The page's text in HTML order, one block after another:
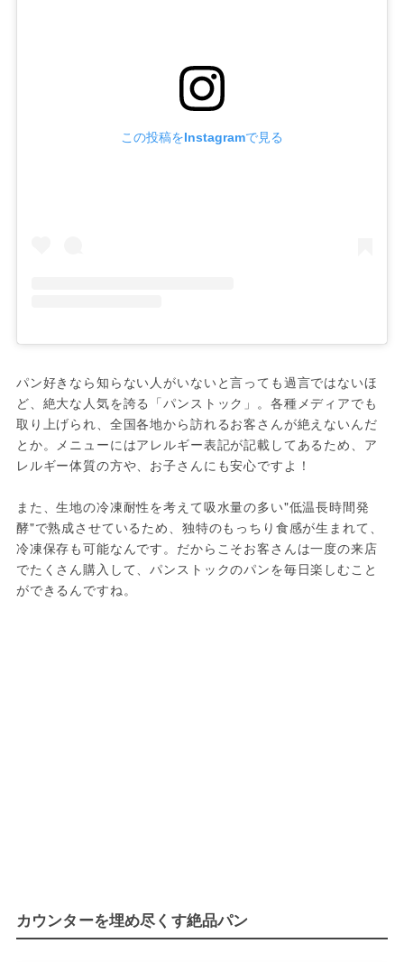
この投稿をInstagramで見る
パン好きなら知らない人がいないと言っても過言ではないほ
ど、絶大な人気を誇る「パンストック」。各種メディアでも
取り上げられ、全国各地から訪れるお客さんが絶えないんだ
とか。メニューにはアレルギー表記が記載してあるため、ア
レルギー体質の方や、お子さんにも安心ですよ！
また、生地の冷凍耐性を考えて吸水量の多い"低温長時間発
酵"で熟成させているため、独特のもっちり食感が生まれて、
冷凍保存も可能なんです。だからこそお客さんは一度の来店
でたくさん購入して、パンストックのパンを毎日楽しむこと
ができるんですね。
カウンターを埋め尽くす絶品パン